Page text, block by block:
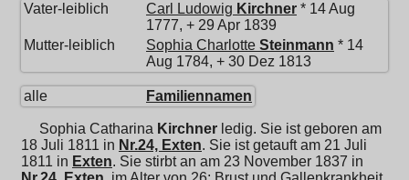
Vater-leiblich Carl Ludowig Kirchner * 14 Aug
1777, + 29 Apr 1839
Mutter-leiblich
Sophia Charlotte Steinmann * 14
Aug 1784, + 30 Dez 1813
alle Familiennamen
Sophia Catharina Kirchner ledig. Sie ist geboren am
18 Juli 1811 in Nr.24, Exten. Sie ist getauft am 21 Juli
1811 in Exten. Sie stirbt an am 23 November 1837 in